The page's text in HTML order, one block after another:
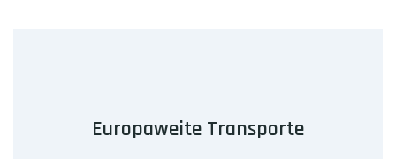
Europaweite Transporte